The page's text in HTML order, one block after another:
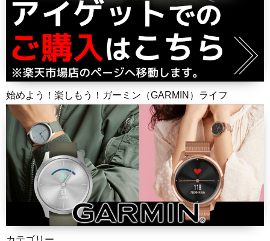
始めよう！楽しもう！ガーミン（GARMIN）ライフ